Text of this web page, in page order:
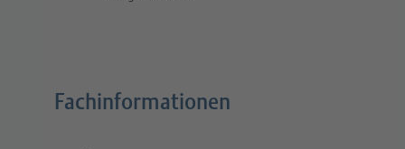
Fachinformationen